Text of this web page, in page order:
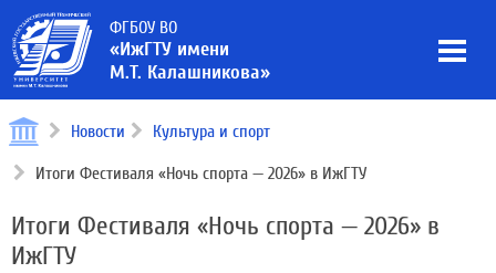
ФГБОУ ВО
«ИжГТУ имени
М.Т. Калашникова»
Новости Культура и спорт
Итоги Фестиваля «Ночь спорта — 2026» в ИжГТУ
Итоги Фестиваля «Ночь спорта — 2026» в
ИжГТУ